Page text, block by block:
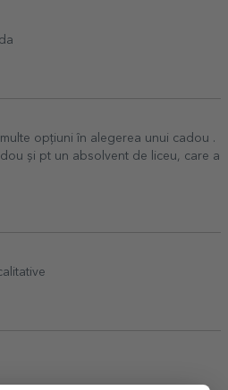
opțiuni în alegerea unui cadou .
și pt un absolvent de liceu, care a